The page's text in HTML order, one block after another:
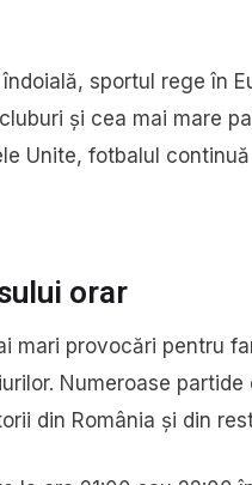
sportul rege în
și cea mai mare
Unite, fotbalul
orar
mari provocări pentru
Numeroase
din România și din